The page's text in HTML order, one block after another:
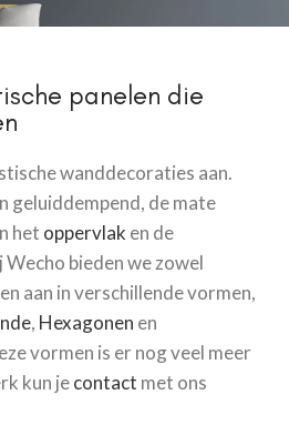
panelen die
wanddecoraties aan.
geluiddempend, de mate
het oppervlak en de
bieden we zowel
aan in verschillende vormen,
, Hexagonen en
vormen is er nog veel meer
kun jecontact met ons